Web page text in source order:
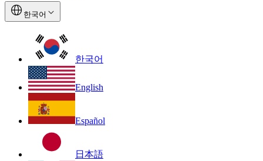
한국어
한국어
English
Español
日本語